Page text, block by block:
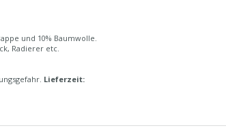
und 10% Baumwolle.
Radierer etc.
Lieferzeit: